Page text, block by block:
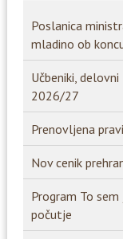
Poslanica
mladino ob
Učbeniki,
2026/27
Prenovljena
Nov cenik
Program To
počutje